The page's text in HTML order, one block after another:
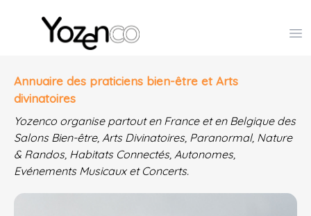
Yozenco - Organisateur de Salons, Evénements et
Annuaire des praticiens bien-être et Arts
divinatoires
Yozenco organise partout en France et en Belgique des
Salons Bien-être, Arts Divinatoires, Paranormal, Nature
& Randos, Habitats Connectés, Autonomes,
Evénements Musicaux et Concerts.